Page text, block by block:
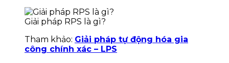
Giải pháp RPS là gì?
Tham khảo: Giải pháp tự động hóa gia
công chính xác – LPS